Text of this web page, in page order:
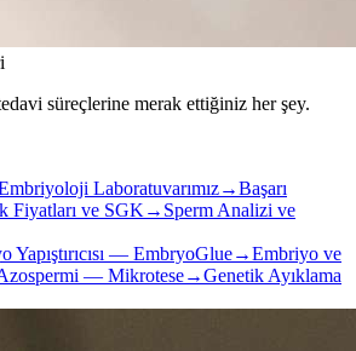
süreçlerine merak ettiğiniz her şey.
Laboratuvarımız→Başarı
Fiyatları ve SGK → Sperm Analizi ve
Yapıştırıcısı — EmbryoGlue→Embriyo ve
— Mikrotese→Genetik Ayıklama